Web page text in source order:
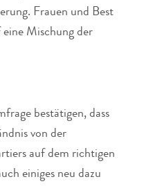
Frauen und Best
eine Mischung der
bestätigen, dass
von der
auf dem richtigen
einiges neu dazu